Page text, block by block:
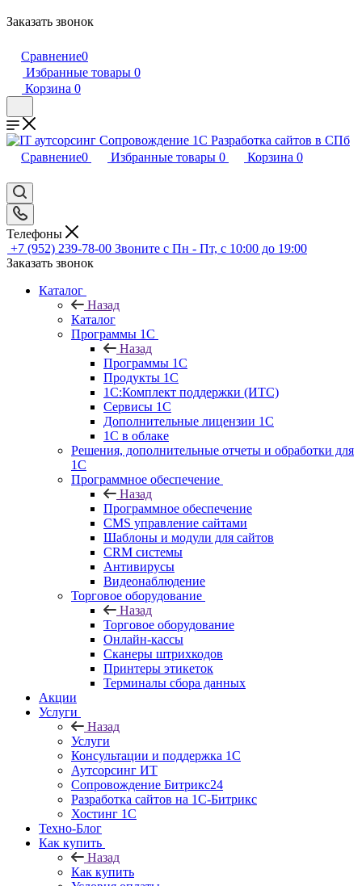
Заказать звонок
Сравнение0
Избранные товары 0
Корзина 0
Сравнение0 Избранные товары 0 Корзина 0
Телефоны
+7 (952) 239-78-00 Звоните с Пн - Пт, с 10:00 до 19:00
Заказать звонок
Каталог
Назад
Каталог
Программы 1С
Назад
Программы 1С
Продукты 1С
1С:Комплект поддержки (ИТС)
Сервисы 1С
Дополнительные лицензии 1С
1С в облаке
Решения, дополнительные отчеты и обработки для
1С
Программное обеспечение
Назад
Программное обеспечение
CMS управление сайтами
Шаблоны и модули для сайтов
CRM системы
Антивирусы
Видеонаблюдение
Торговое оборудование
Назад
Торговое оборудование
Онлайн-кассы
Сканеры штрихкодов
Принтеры этикеток
Терминалы сбора данных
Акции
Услуги
Назад
Услуги
Консультации и поддержка 1C
Аутсорсинг ИТ
Сопровождение Битрикс24
Разработка сайтов на 1С‑Битрикс
Хостинг 1С
Техно-Блог
Как купить
Назад
Как купить